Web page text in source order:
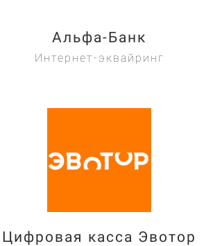
Альфа-Банк
Интернет-эквайринг
Цифровая касса Эвотор